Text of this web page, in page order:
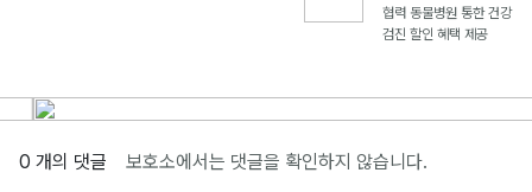
협력 동물병원 통한 건강
검진 할인 혜택 제공
0 개의 댓글 보호소에서는 댓글을 확인하지 않습니다.